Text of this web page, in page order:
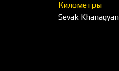
Километры
Sevak Khanagyan